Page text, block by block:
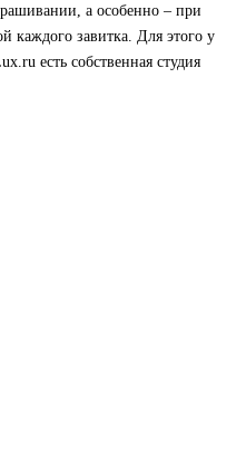
а особенно – при
каждого завитка. Для этого у
есть собственная студия